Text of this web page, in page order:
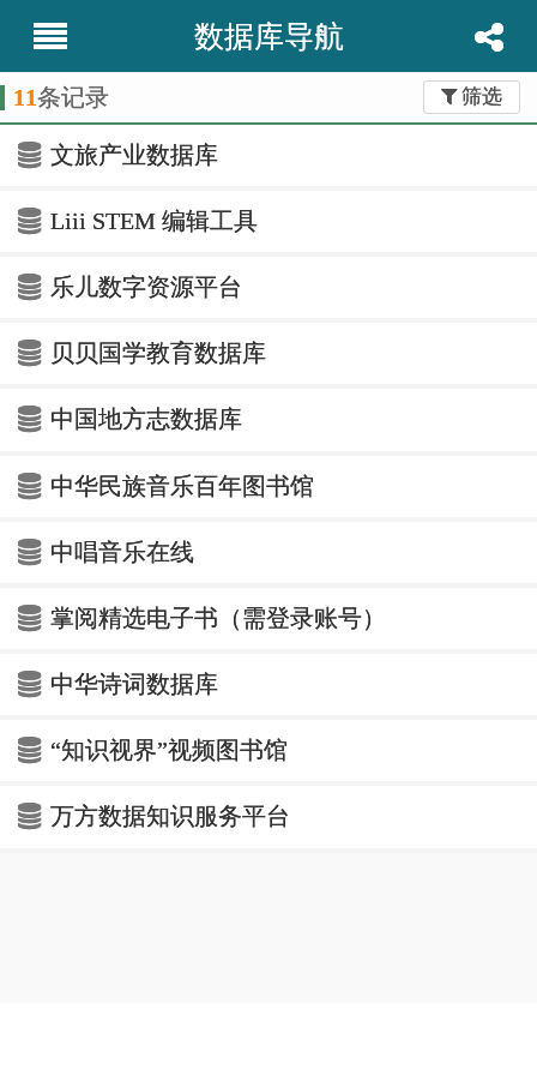
数据库导航
11条记录 筛选
文旅产业数据库
Liii STEM 编辑工具
乐儿数字资源平台
贝贝国学教育数据库
中国地方志数据库
中华民族音乐百年图书馆
中唱音乐在线
掌阅精选电子书（需登录账号）
中华诗词数据库
“知识视界”视频图书馆
万方数据知识服务平台